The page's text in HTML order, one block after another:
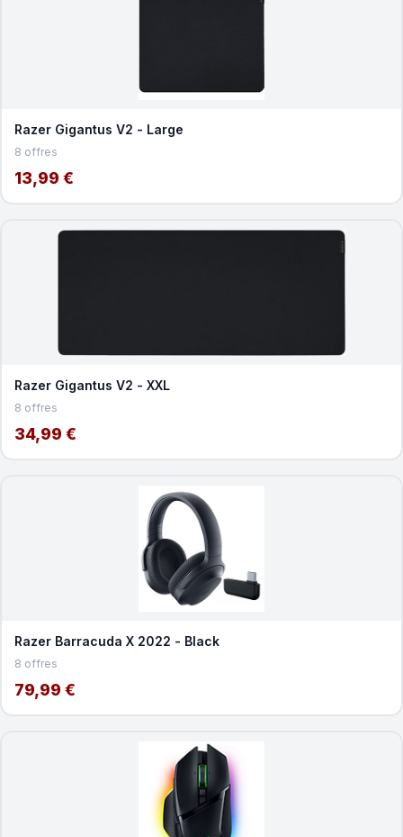
Razer Gigantus V2 - Large
8 offres
13,99 €
Razer Gigantus V2 - XXL
8 offres
34,99 €
Razer Barracuda X 2022 - Black
8 offres
79,99 €